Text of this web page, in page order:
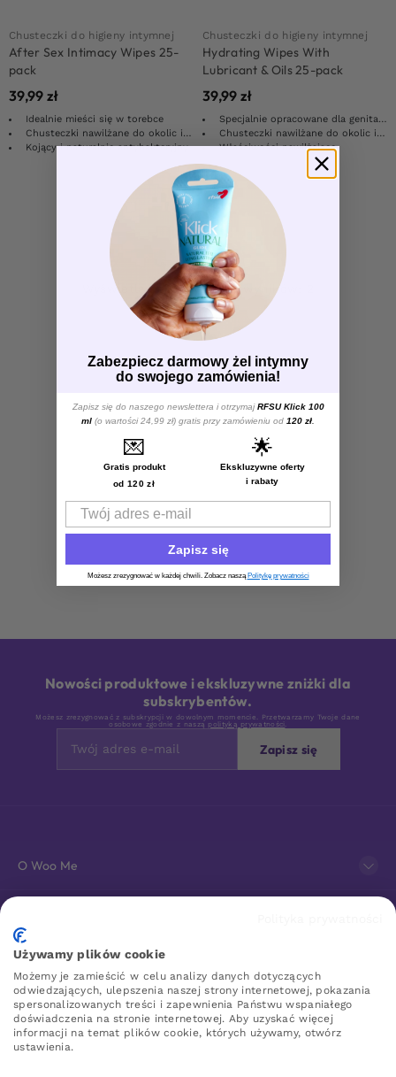
Chusteczki do higieny intymnej
After Sex Intimacy Wipes 25-
pack
39,99 zł
Idealnie mieści się w torebce
Chusteczki nawilżane do okolic intymnych
Kojący i naturalnie antybakteryjny
Chusteczki do higieny intymnej
Hydrating Wipes With
Lubricant & Oils 25-pack
39,99 zł
Specjalnie opracowane dla genitaliów
Chusteczki nawilżane do okolic intymnych
Właściwości nawilżające
Pokaż więcej produktów
1
Wyświetlanie wszystkich wyników: 2
Nowości produktowe i ekskluzywne zniżki dla
subskrybentów.
Możesz zrezygnować z subskrypcji w dowolnym momencie. Przetwarzamy Twoje dane
osobowe zgodnie z naszą polityką prywatności .
Zapisz się
O Woo Me
Sklep erotyczny online
WOO ME
Używamy plików cookie
Możemy je zamieścić w celu analizy danych dotyczących
odwiedzających, ulepszenia naszej strony internetowej, pokazania
spersonalizowanych treści i zapewnienia Państwu wspaniałego
doświadczenia na stronie internetowej. Aby uzyskać więcej
informacji na temat plików cookie, których używamy, otwórz
ustawienia.
Zabezpiecz darmowy żel intymny
do swojego zamówienia!
Zapisz się do naszego newslettera i otrzymajRFSU Klick 100
ml (o wartości 24,99 zł) gratis przy zamówieniu od 120 zł
💌
Gratis produkt
od 120 zł
🌟
Ekskluzywne oferty
i rabaty
Email
Zapisz się
Możesz zrezygnować w każdej chwili. Zobacz naszą Politykę prywatności